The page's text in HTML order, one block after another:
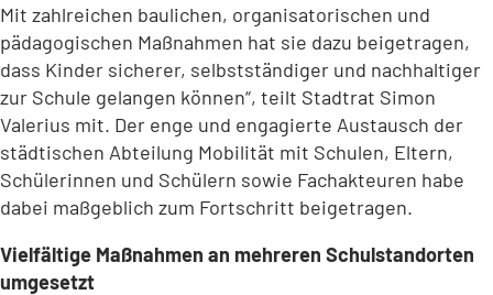
Mit zahlreichen baulichen, organisatorischen und
pädagogischen Maßnahmen hat sie dazu beigetragen,
dass Kinder sicherer, selbstständiger und nachhaltiger
zur Schule gelangen können“, teilt Stadtrat Simon
Valerius mit. Der enge und engagierte Austausch der
städtischen Abteilung Mobilität mit Schulen, Eltern,
Schülerinnen und Schülern sowie Fachakteuren habe
dabei maßgeblich zum Fortschritt beigetragen.
Vielfältige Maßnahmen an mehreren Schulstandorten
umgesetzt